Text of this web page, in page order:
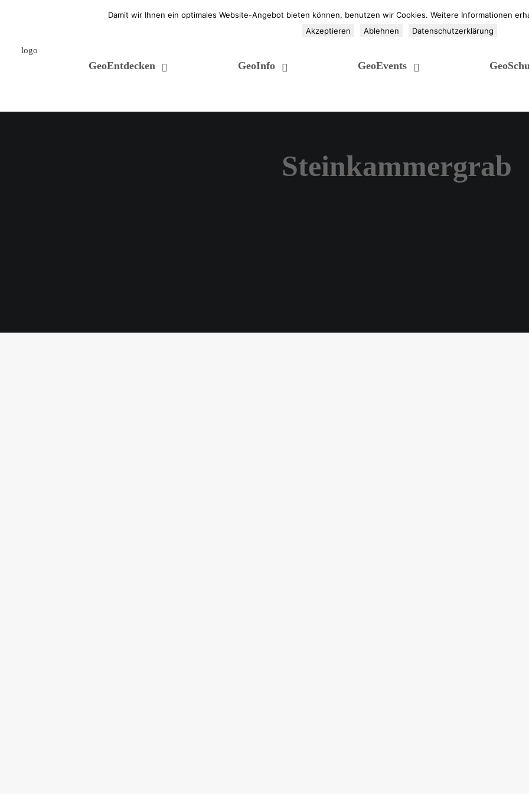
Welcome. Here is a free text!
GeoEntdecken GeoInfo GeoEvents
Steinkammergrab
Damit wir Ihnen ein optimales Website-Angebot bieten können, benutzen wir Cookies. Weitere Informationen
Akzeptieren
Ablehnen Datenschutzerklärung